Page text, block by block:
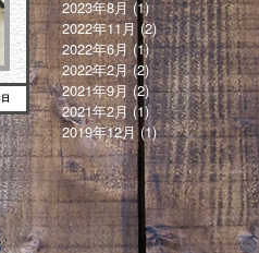
2023年8月(1)
2022年11月(2)
2022年6月(1)
2022年2月(2)
2021年9月(2)
2021年2月(1)
2019年12月(1)